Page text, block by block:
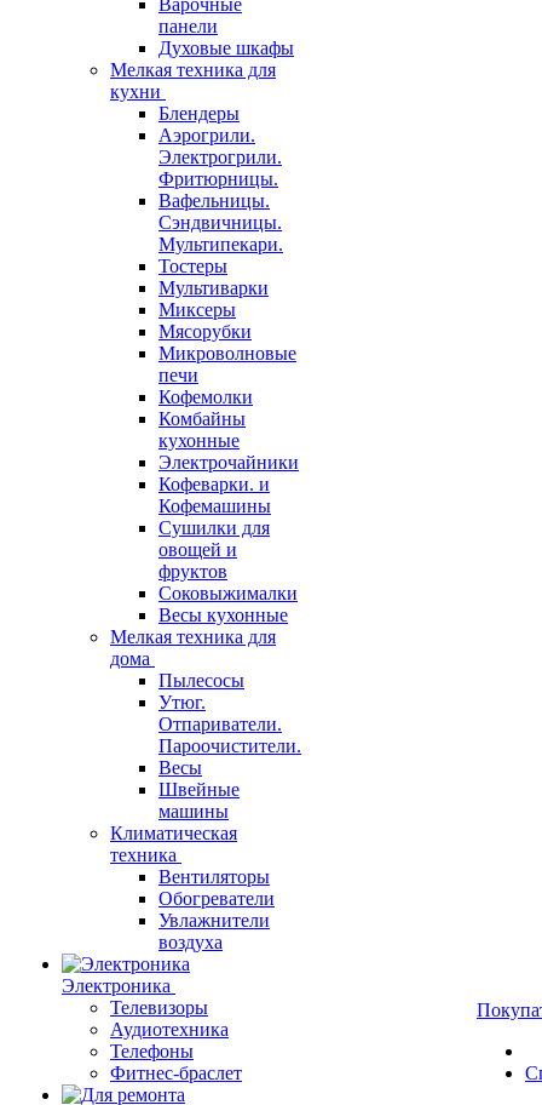
Варочные
панели
Духовые шкафы
Мелкая техника для
кухни
Блендеры
Аэрогрили.
Электрогрили.
Фритюрницы.
Вафельницы.
Сэндвичницы.
Мультипекари.
Тостеры
Мультиварки
Миксеры
Мясорубки
Микроволновые
печи
Кофемолки
Комбайны
кухонные
Электрочайники
Кофеварки. и
Кофемашины
Сушилки для
овощей и
фруктов
Соковыжималки
Весы кухонные
Мелкая техника для
дома
Пылесосы
Утюг.
Отпариватели.
Пароочистители.
Весы
Швейные
машины
Климатическая
техника
Вентиляторы
Обогреватели
Увлажнители
воздуха
Электроника
Телевизоры
Аудиотехника
Телефоны
Фитнес-браслет